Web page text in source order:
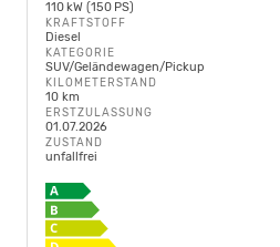
110 kW (150 PS)
KRAFTSTOFF
Diesel
KATEGORIE
SUV/Geländewagen/Pickup
KILOMETERSTAND
10 km
ERSTZULASSUNG
01.07.2026
ZUSTAND
unfallfrei